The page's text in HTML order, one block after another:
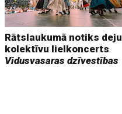
Rātslaukumā notiks deju
kolektīvu lielkoncerts
Vidusvasaras dzīvestības